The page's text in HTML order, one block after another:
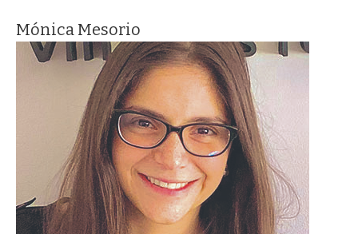
Mónica Mesorio